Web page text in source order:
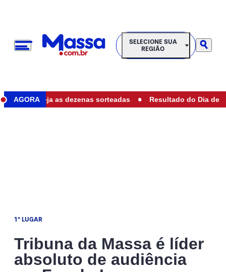
SELECIONE SUA REGIÃO
SELECIONE SUA
REGIÃO
AGORA
veja as dezenas sorteadas • Resultado do Dia de Sorte
1º LUGAR
Tribuna da Massa é líder
absoluto de audiência